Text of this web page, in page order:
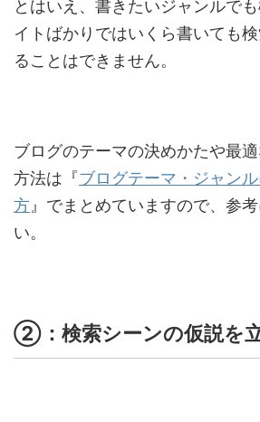
とはいえ、書きたいジャンルで
イトばかりではいくら書いても
ることはできません。
ブログのテーマの決めかたや最
方法は『ブログテーマ・ジャン
方』でまとめていますので、参
い。
②：検索シーンの仮説を